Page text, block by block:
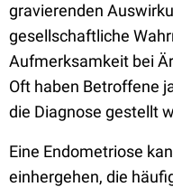
gravierenden
gesellschaftliche
Aufmerksamkeit bei
Oft haben Betroffene
die Diagnose gestellt
Eine Endometriose
einhergehen, die